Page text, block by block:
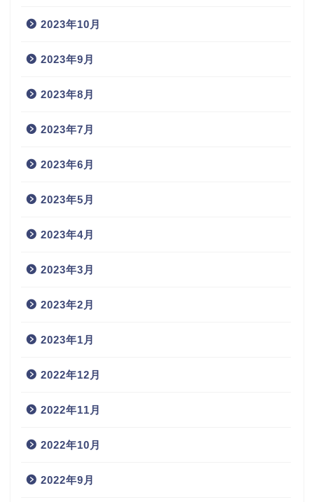
2023年10月
2023年9月
2023年8月
2023年7月
2023年6月
2023年5月
2023年4月
2023年3月
2023年2月
2023年1月
2022年12月
2022年11月
2022年10月
2022年9月